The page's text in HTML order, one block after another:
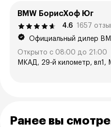
BMW БорисХоф Юг
4.6
1657
Официальный дилер
Открыто с 08:00 до 21:00
МКАД, 29-й километр, вл1,
Ранее вы